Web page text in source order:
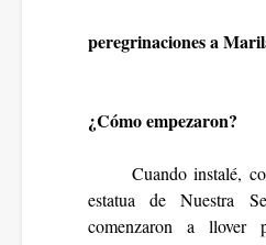
peregrinaciones a
¿Cómo empezaron?
Cuando instalé,
estatua de Nuestra
comenzaron a llover